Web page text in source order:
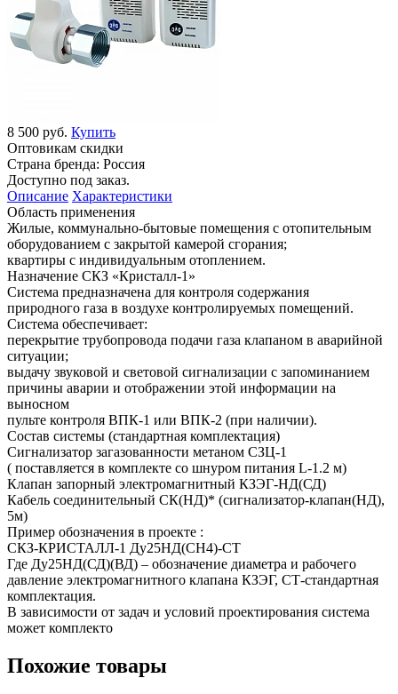
8 500 руб. Купить
Оптовикам скидки
Страна бренда: Россия
Доступно под заказ.
Описание Характеристики
Область применения
Жилые, коммунально-бытовые помещения с отопительным
оборудованием с закрытой камерой сгорания;
квартиры с индивидуальным отоплением.
Назначение СКЗ «Кристалл-1»
Система предназначена для контроля содержания
природного газа в воздухе контролируемых помещений.
Система обеспечивает:
перекрытие трубопровода подачи газа клапаном в аварийной
ситуации;
выдачу звуковой и световой сигнализации с запоминанием
причины аварии и отображении этой информации на
выносном
пульте контроля ВПК-1 или ВПК-2 (при наличии).
Состав системы (стандартная комплектация)
Сигнализатор загазованности метаном СЗЦ-1
( поставляется в комплекте со шнуром питания L-1.2 м)
Клапан запорный электромагнитный КЗЭГ-НД(СД)
Кабель соединительный СК(НД)* (сигнализатор-клапан(НД),
5м)
Пример обозначения в проекте :
СКЗ-КРИСТАЛЛ-1 Ду25НД(СН4)-СТ
Где Ду25НД(СД)(ВД) – обозначение диаметра и рабочего
давление электромагнитного клапана КЗЭГ, СТ-стандартная
комплектация.
В зависимости от задач и условий проектирования система
может комплекто
Похожие товары